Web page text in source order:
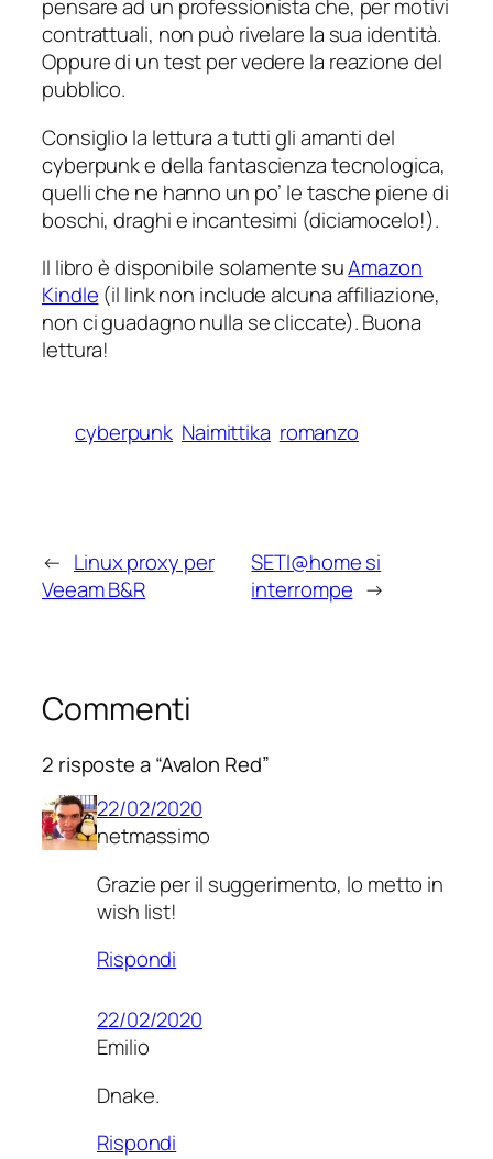
pensare ad un professionista che, per motivi
contrattuali, non può rivelare la sua identità.
Oppure di un test per vedere la reazione del
pubblico.
Consiglio la lettura a tutti gli amanti del
cyberpunk e della fantascienza tecnologica,
quelli che ne hanno un po’ le tasche piene di
boschi, draghi e incantesimi (diciamocelo!).
Il libro è disponibile solamente suAmazon
Kindle (il link non include alcuna affiliazione,
non ci guadagno nulla se cliccate). Buona
lettura!
cyberpunk Naimittika romanzo
← Linux proxy per
Veeam B&R
SETI@home si
interrompe →
Commenti
2 risposte a “Avalon Red”
22/02/2020
netmassimo
Grazie per il suggerimento, lo metto in
wish list!
Rispondi
22/02/2020
Emilio
Dnake.
Rispondi